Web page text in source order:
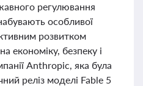
регулювання
особливої
розвитком
економіку, безпеку і
Anthropic, яка була
реліз моделі Fable 5